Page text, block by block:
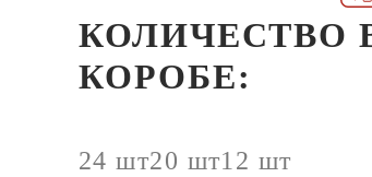
КОЛИЧЕСТВО
КОРОБЕ:
24 шт20 шт12 шт